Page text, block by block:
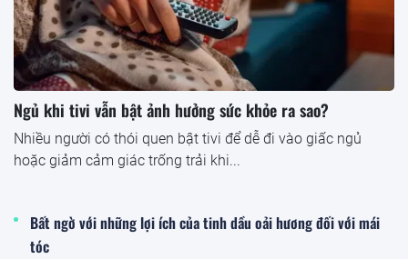
Ngủ khi tivi vẫn bật ảnh hưởng sức khỏe ra sao?
Nhiều người có thói quen bật tivi để dễ đi vào giấc ngủ
hoặc giảm cảm giác trống trải khi...
Bất ngờ với những lợi ích của tinh dầu oải hương đối với mái
tóc